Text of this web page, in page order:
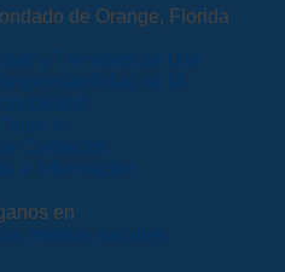
de Orange, Florida
en